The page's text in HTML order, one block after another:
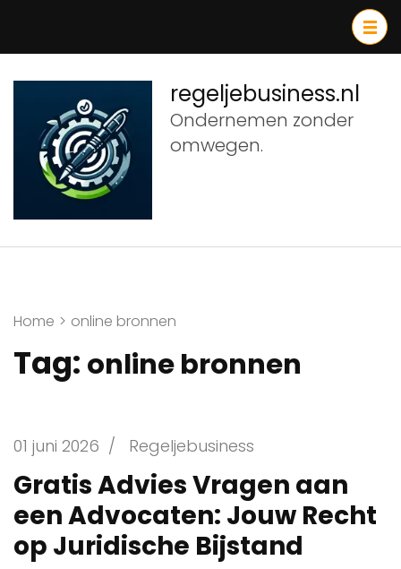
inhoud
(druk
Enter)
regeljebusiness.nl
Ondernemen zonder
omwegen.
Home > online bronnen
Tag: online bronnen
01 juni 2026 / Regeljebusiness
Gratis Advies Vragen aan
een Advocaten: Jouw Recht
op Juridische Bijstand